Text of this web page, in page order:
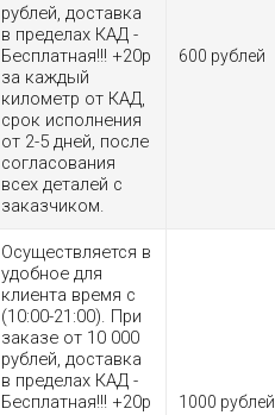
рублей, доставка
в пределах КАД -
Бесплатная!!! +20р
за каждый
километр от КАД,
срок исполнения
от 2-5 дней, после
согласования
всех деталей с
заказчиком.
600 рублей
Осуществляется в
удобное для
клиента время с
(10:00-21:00). При
заказе от 10 000
рублей, доставка
в пределах КАД -
Бесплатная!!! +20р
1000 рублей